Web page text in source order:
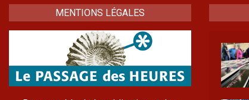
MENTIONS LÉGALES